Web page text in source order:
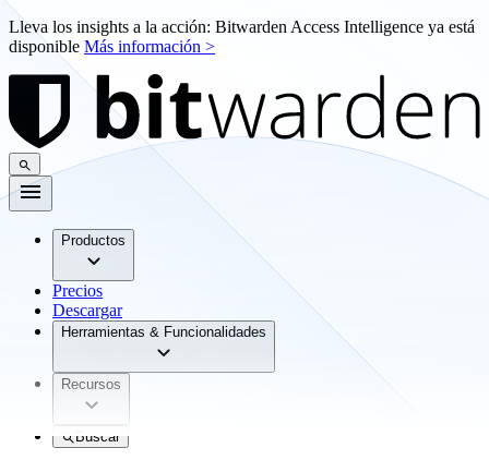
Lleva los insights a la acción: Bitwarden Access Intelligence ya está
disponible Más información >
Productos
Precios
Descargar
Herramientas & Funcionalidades
Recursos
Buscar